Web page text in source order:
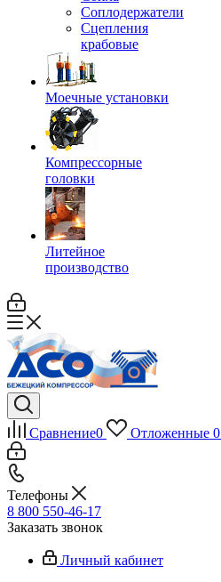
Соплодержатели
Сцепления
крабовые
Моечные установки
Компрессорные
головки
Литейное
производство
Сравнение0 Отложенные 0
Телефоны
8 800 550-46-17
Заказать звонок
Личный кабинет